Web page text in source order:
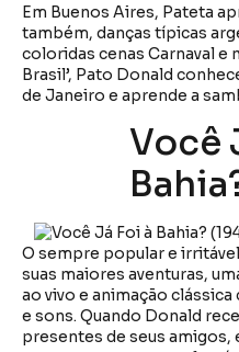
Em Buenos Aires, Pateta
também, danças típicas
coloridas cenas Carnaval e
Brasil’, Pato Donald
de Janeiro e aprende a
Você
O sempre popular e
suas maiores aventuras,
ao vivo e animação
e sons. Quando Donald
presentes de seus amigos,